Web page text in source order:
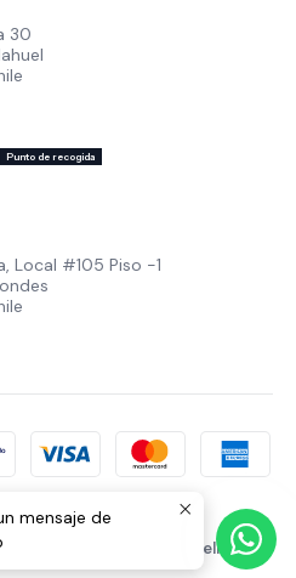
30
Punto de recogida
Local #105 Piso -1
Desarrollado por Jumpseller.
mensaje de